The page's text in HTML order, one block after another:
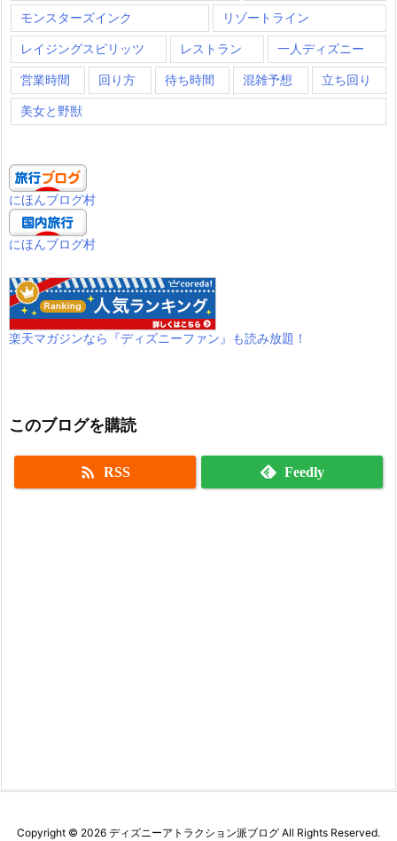
モンスターズインク リゾートライン
レイジングスピリッツ レストラン 一人ディズニー
営業時間 回り方 待ち時間 混雑予想 立ち回り
美女と野獣
にほんブログ村
にほんブログ村
楽天マガジンなら『ディズニーファン』も読み放題！
このブログを購読
 RSS Feedly
Copyright © 2026 ディズニーアトラクション派ブログ All Rights Reserved.